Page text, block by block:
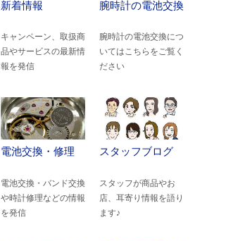
新着情報
キャンペーン、取扱商
品やサービスの最新情
報を発信
腕時計の電池交換
腕時計の電池交換につ
いてはこちらをご覧く
ださい
電池交換・修理
電池交換・バンド交換
や時計修理などの情報
を発信
スタッフブログ
スタッフが商品やお
店、耳寄り情報を語り
ます♪